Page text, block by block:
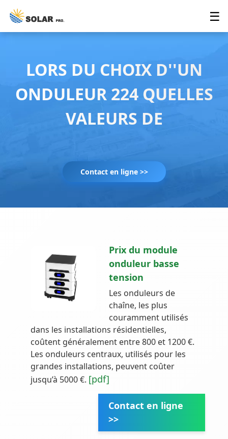
☰
LORS DU CHOIX D''UN
ONDULEUR 224 QUELLES
VALEURS DE
Contact en ligne >>
Prix du module
onduleur basse
tension
Les onduleurs de
chaîne, les plus
couramment utilisés
dans les installations résidentielles,
coûtent généralement entre 800 et 1200 €.
Les onduleurs centraux, utilisés pour les
grandes installations, peuvent coûter
jusqu’à 5000 €. [pdf]
Contact en ligne
>>